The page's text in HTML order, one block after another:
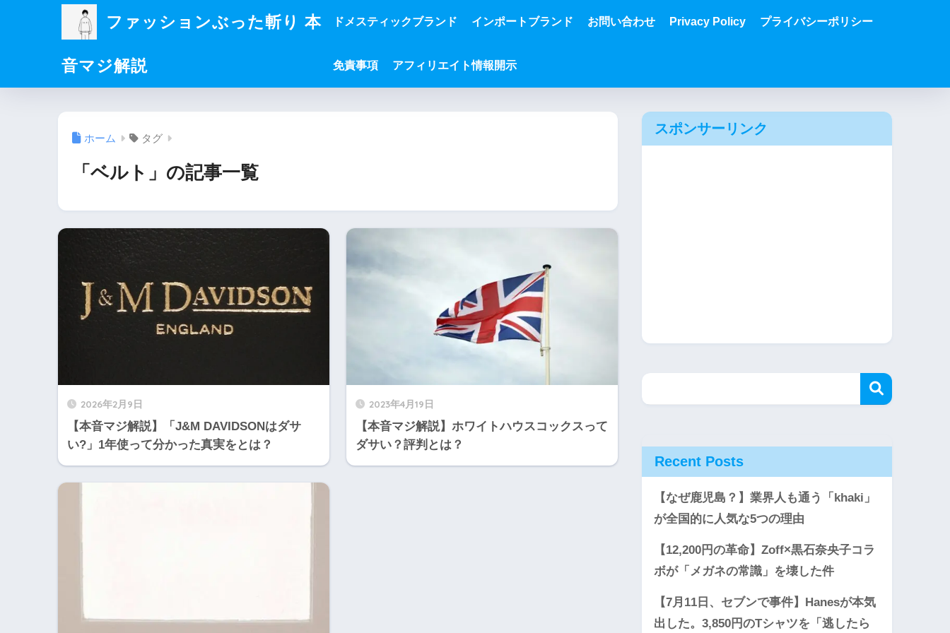
ファッションぶった斬り 本
音マジ解説
ドメスティックブランド インポートブランド お問い合わせ Privacy Policy プライバシーポリシー
免責事項 アフィリエイト情報開示
ホーム タグ
「ベルト」の記事一覧
2026年2月9日
【本音マジ解説】「J&M DAVIDSONはダサ
い?」1年使って分かった真実をとは？
2023年4月19日
【本音マジ解説】ホワイトハウスコックスって
ダサい？評判とは？
スポンサーリンク
Recent Posts
【なぜ鹿児島？】業界人も通う「khaki」
が全国的に人気な5つの理由
【12,200円の革命】Zoff×黒石奈央子コラ
ボが「メガネの常識」を壊した件
【7月11日、セブンで事件】Hanesが本気
出した。3,850円のTシャツを「逃したら